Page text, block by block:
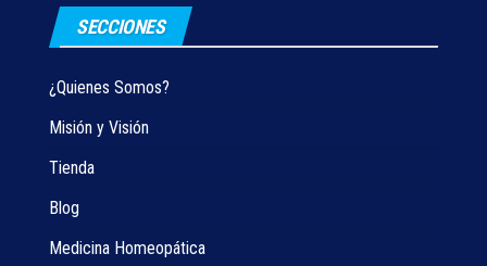
SECCIONES
¿Quienes Somos?
Misión y Visión
Tienda
Blog
Medicina Homeopática